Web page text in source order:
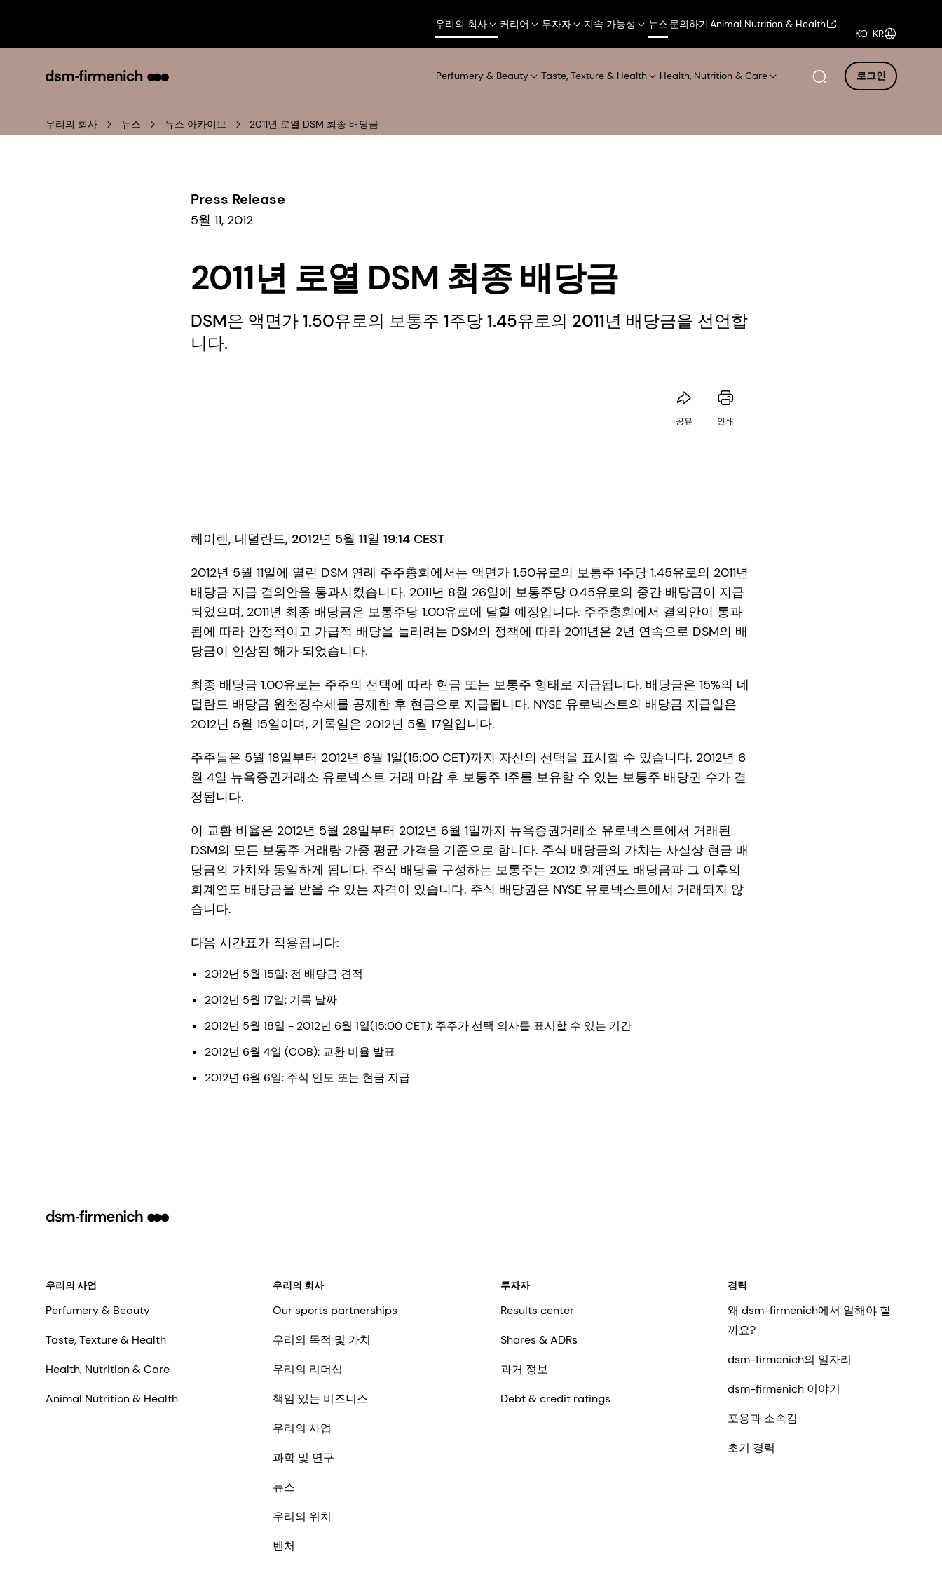
우리의 회사 커리어 투자자 지속 가능성 뉴스 문의하기 Animal Nutrition & Health
KO-KR
Perfumery & Beauty Taste, Texture & Health Health, Nutrition & Care 로그인
우리의 회사 뉴스 뉴스 아카이브 2011년 로열 DSM 최종 배당금
Press Release
5월 11, 2012
2011년 로열 DSM 최종 배당금
DSM은 액면가 1.50유로의 보통주 1주당 1.45유로의 2011년 배당금을 선언합
니다.
공유 인쇄
헤이렌, 네덜란드, 2012년 5월 11일 19:14 CEST
2012년 5월 11일에 열린 DSM 연례 주주총회에서는 액면가 1.50유로의 보통주 1주당 1.45유로의 2011년
배당금 지급 결의안을 통과시켰습니다. 2011년 8월 26일에 보통주당 0.45유로의 중간 배당금이 지급
되었으며, 2011년 최종 배당금은 보통주당 1.00유로에 달할 예정입니다. 주주총회에서 결의안이 통과
됨에 따라 안정적이고 가급적 배당을 늘리려는 DSM의 정책에 따라 2011년은 2년 연속으로 DSM의 배
당금이 인상된 해가 되었습니다.
최종 배당금 1.00유로는 주주의 선택에 따라 현금 또는 보통주 형태로 지급됩니다. 배당금은 15%의 네
덜란드 배당금 원천징수세를 공제한 후 현금으로 지급됩니다. NYSE 유로넥스트의 배당금 지급일은
2012년 5월 15일이며, 기록일은 2012년 5월 17일입니다.
주주들은 5월 18일부터 2012년 6월 1일(15:00 CET)까지 자신의 선택을 표시할 수 있습니다. 2012년 6
월 4일 뉴욕증권거래소 유로넥스트 거래 마감 후 보통주 1주를 보유할 수 있는 보통주 배당권 수가 결
정됩니다.
이 교환 비율은 2012년 5월 28일부터 2012년 6월 1일까지 뉴욕증권거래소 유로넥스트에서 거래된
DSM의 모든 보통주 거래량 가중 평균 가격을 기준으로 합니다. 주식 배당금의 가치는 사실상 현금 배
당금의 가치와 동일하게 됩니다. 주식 배당을 구성하는 보통주는 2012 회계연도 배당금과 그 이후의
회계연도 배당금을 받을 수 있는 자격이 있습니다. 주식 배당권은 NYSE 유로넥스트에서 거래되지 않
습니다.
다음 시간표가 적용됩니다:
2012년 5월 15일: 전 배당금 견적
2012년 5월 17일: 기록 날짜
2012년 5월 18일 - 2012년 6월 1일(15:00 CET): 주주가 선택 의사를 표시할 수 있는 기간
2012년 6월 4일 (COB): 교환 비율 발표
2012년 6월 6일: 주식 인도 또는 현금 지급
우리의 사업
Perfumery & Beauty
Taste, Texture & Health
Health, Nutrition & Care
Animal Nutrition & Health
우리의 회사
Our sports partnerships
우리의 목적 및 가치
우리의 리더십
책임 있는 비즈니스
우리의 사업
과학 및 연구
뉴스
우리의 위치
벤처
투자자
Results center
Shares & ADRs
과거 정보
Debt & credit ratings
경력
왜 dsm-firmenich에서 일해야 할
까요?
dsm-firmenich의 일자리
dsm-firmenich 이야기
포용과 소속감
초기 경력